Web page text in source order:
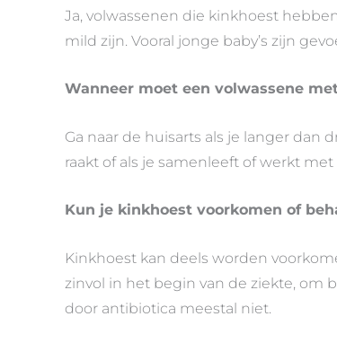
Ja, volwassenen die kinkhoest
mild zijn. Vooral jonge baby’s zijn
Wanneer moet een volwassene
Ga naar de huisarts als je langer dan
raakt of als je samenleeft of werkt
Kun je kinkhoest voorkomen of
Kinkhoest kan deels worden
zinvol in het begin van de ziekte, om
door antibiotica meestal niet.